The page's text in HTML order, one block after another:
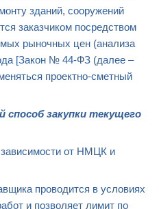
зданий, сооружений
заказчиком посредством
рыночных цен (анализа
[Закон № 44-ФЗ (далее –
проектно-сметный
закупки текущего
от НМЦК и
проводится в условиях
и позволяет лимит по